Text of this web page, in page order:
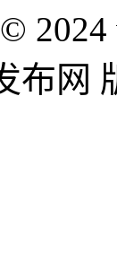
2024
布网